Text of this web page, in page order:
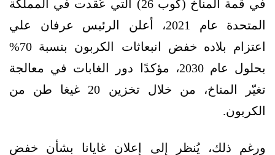
في قمة المناخ (كوب 26) التي عُقدت في المملكة
المتحدة عام 2021، أعلن الرئيس عرفان علي
اعتزام بلاده خفض انبعاثات الكربون بنسبة 70%
بحلول عام 2030، مؤكدًا دور الغابات في معالجة
تغيّر المناخ، من خلال تخزين 20 غيغا طن من
الكربون.
ورغم ذلك، يُنظر إلى إعلان غايانا بشأن خفض